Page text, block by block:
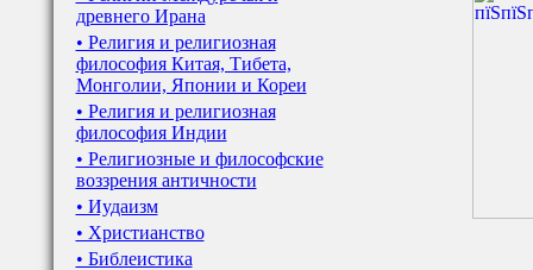
древнего Ирана
• Религия и религиозная
философия Китая, Тибета,
Монголии, Японии и Кореи
• Религия и религиозная
философия Индии
• Религиозные и философские
воззрения античности
• Иудаизм
• Христианство
• Библеистика